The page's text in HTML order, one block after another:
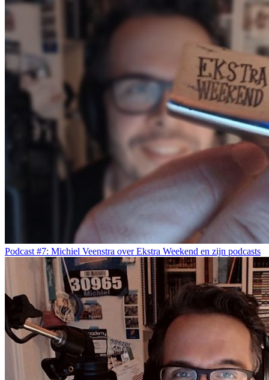
Podcast #7: Michiel Veenstra over Ekstra Weekend en zijn podcasts